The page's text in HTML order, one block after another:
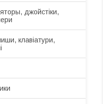
джойстіки,
клавіатури,